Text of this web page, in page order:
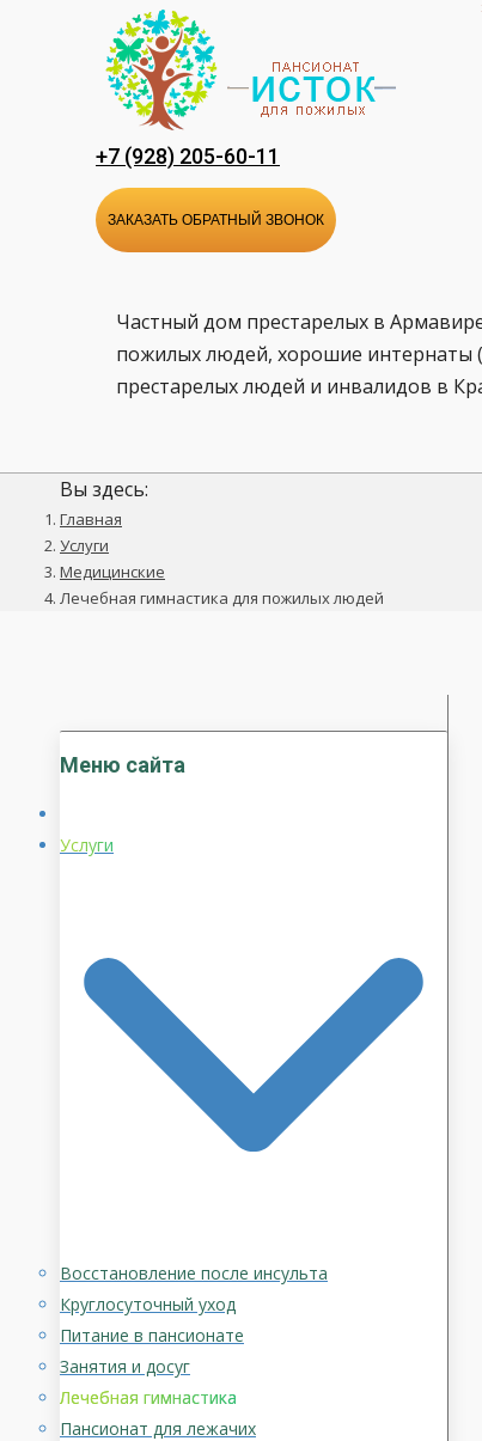
содержанию
+7 (928) 205-60-11
ЗАКАЗАТЬ ОБРАТНЫЙ ЗВОНОК
Частный дом престарелых в
пожилых людей, хорошие интернаты
престарелых людей и инвалидов в
Вы здесь:
Главная
Услуги
Медицинские
Лечебная гимнастика для пожилых людей
Меню сайта
Услуги
Восстановление после инсульта
Круглосуточный уход
Питание в пансионате
Занятия и досуг
Лечебная гимнастика
Пансионат для лежачих